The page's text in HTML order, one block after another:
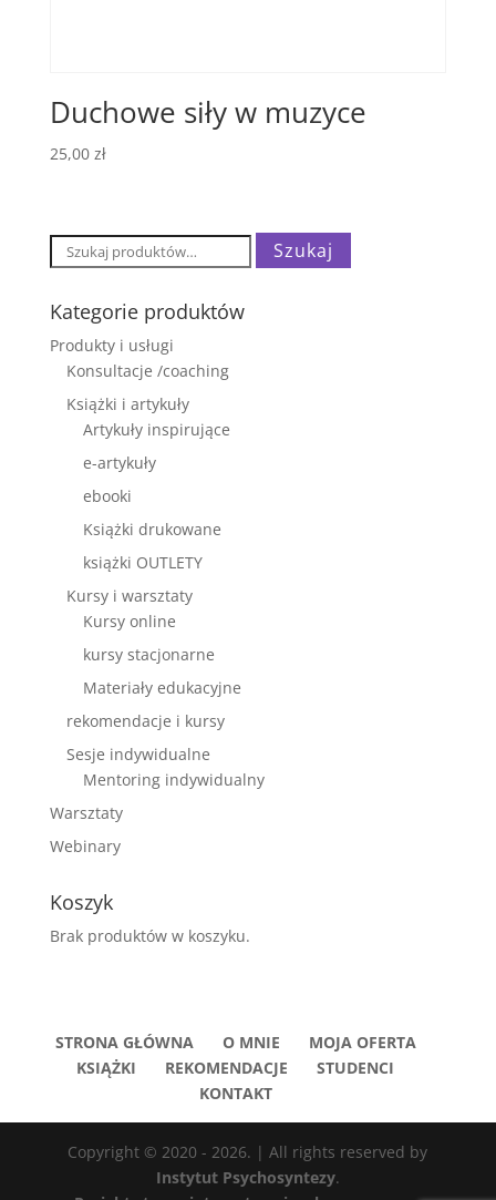
Duchowe siły w muzyce
25,00 zł
Szukaj: Szukaj
Kategorie produktów
Produkty i usługi
Konsultacje /coaching
Książki i artykuły
Artykuły inspirujące
e-artykuły
ebooki
Książki drukowane
książki OUTLETY
Kursy i warsztaty
Kursy online
kursy stacjonarne
Materiały edukacyjne
rekomendacje i kursy
Sesje indywidualne
Mentoring indywidualny
Warsztaty
Webinary
Koszyk
Brak produktów w koszyku.
STRONA GŁÓWNA O MNIE
MOJA OFERTA
KSIĄŻKI
REKOMENDACJE
STUDENCI
KONTAKT
Copyright © 2020 - 2026. | All rights reserved by
Instytut Psychosyntezy.